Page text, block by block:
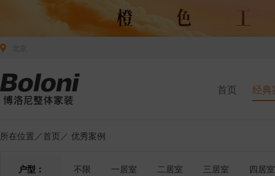
首页 经典
所在位置／首页 ／ 优秀案例
户型： 不限 一居室 二居室 三居室
四居室